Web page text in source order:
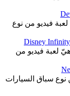
فيديو من نوع
هيّ لعبة فيديو من
نوع سباق السيارات